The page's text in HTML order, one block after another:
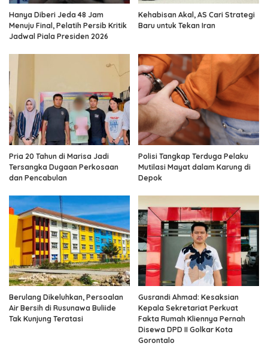
Hanya Diberi Jeda 48 Jam
Menuju Final, Pelatih Persib Kritik
Jadwal Piala Presiden 2026
Kehabisan Akal, AS Cari Strategi
Baru untuk Tekan Iran
Pria 20 Tahun di Marisa Jadi
Tersangka Dugaan Perkosaan
dan Pencabulan
Polisi Tangkap Terduga Pelaku
Mutilasi Mayat dalam Karung di
Depok
Berulang Dikeluhkan, Persoalan
Air Bersih di Rusunawa Buliide
Tak Kunjung Teratasi
Gusrandi Ahmad: Kesaksian
Kepala Sekretariat Perkuat
Fakta Rumah Kliennya Pernah
Disewa DPD II Golkar Kota
Gorontalo